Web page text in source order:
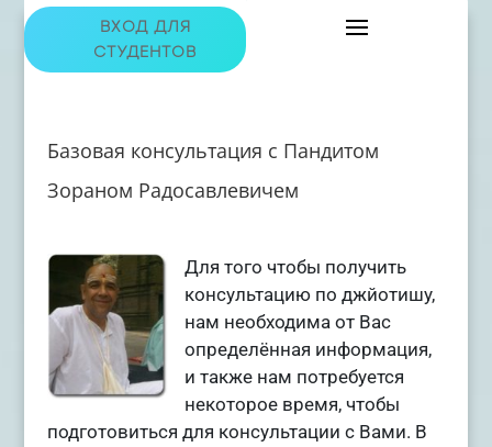
ВХОД ДЛЯ
СТУДЕНТОВ
Базовая консультация с Пандитом
Зораном Радосавлевичем
Для того чтобы получить
консультацию по джйотишу,
нам необходима от Вас
определённая информация,
и также нам потребуется
некоторое время, чтобы
подготовиться для консультации с Вами. В